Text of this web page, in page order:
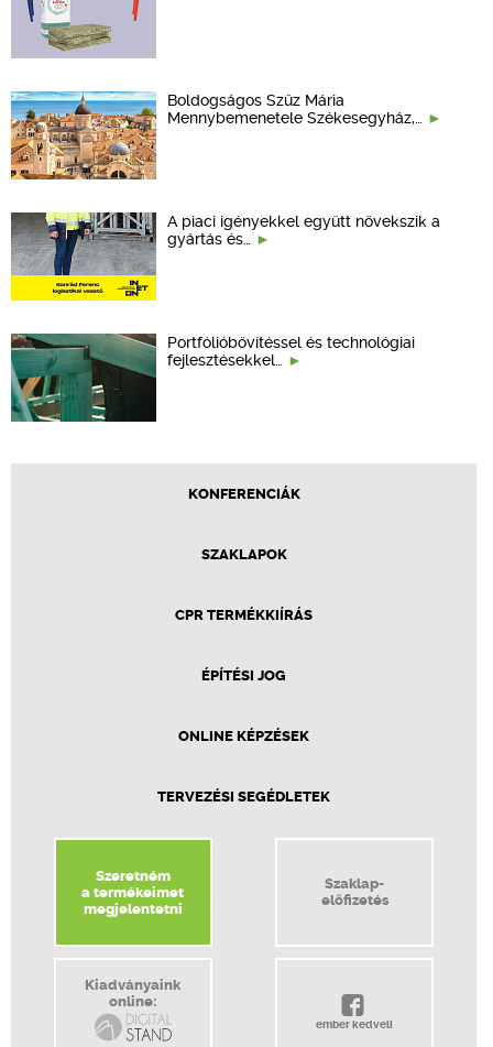
Boldogságos Szűz Mária
Mennybemenetele Székesegyház,…
A piaci igényekkel együtt növekszik a
gyártás és…
Portfólióbővítéssel és technológiai
fejlesztésekkel…
KONFERENCIÁK
SZAKLAPOK
CPR TERMÉKKIÍRÁS
ÉPÍTÉSI JOG
ONLINE KÉPZÉSEK
TERVEZÉSI SEGÉDLETEK
Szeretném
a termékeimet
megjelentetni
Szaklap-
előfizetés
Kiadványaink
online:
ember kedveli